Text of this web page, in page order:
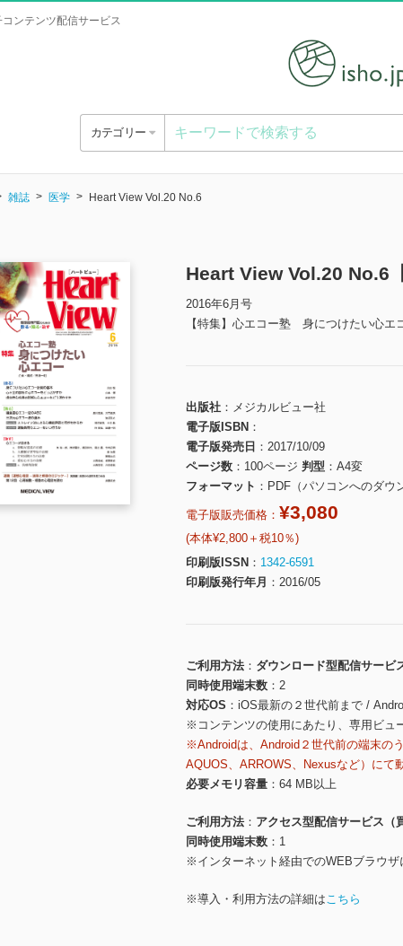
ンテンツ配信サービス
カテゴリー
雑誌 医学 Heart View Vol.20 No.6
Heart View Vol.20 No.6
2016年6月号
【特集】心エコー塾 身につけたい心エ
出版社
メジカルビュー社
電子版ISBN
電子版発売日
2017/10/09
ページ数
100ページ 判型
A4変
フォーマット
PDF（パソコンへのダウ
電子版販売価格： ¥3,080
(本体¥2,800＋税10％)
印刷版ISSN
1342-6591
印刷版発行年月
2016/05
ご利用方法
ダウンロード型配信サービ
同時使用端末数
2
対応OS
iOS最新の２世代前まで /
※コンテンツの使用にあたり、専用ビュ
※Androidは、Android２世代前の端末の
AQUOS、ARROWS、Nexusなど）にて
必要メモリ容量
64 MB以上
ご利用方法
アクセス型配信サービス（
同時使用端末数
1
※インターネット経由でのWEBブラウザ
※導入・利用方法の詳細はこちら